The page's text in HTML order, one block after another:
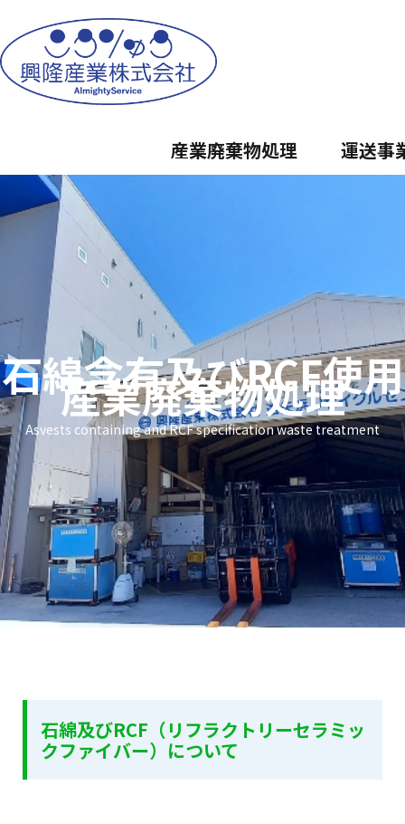
産業廃棄物処理 運送事
石綿含有及びRCF使用
産業廃棄物処理
Asvests containing and RCF specification waste treatment
石綿及びRCF（リフラクトリーセラミッ
クファイバー）について